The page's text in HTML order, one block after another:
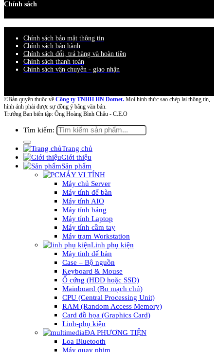
Chính sách
Chính sách bảo mật thông tin
Chính sách bảo hành
Chính sách đổi, trả hàng và hoàn tiền
Chính sách thanh toán
Chính sách vận chuyển - giao nhận
©Bản quyền thuộc về Công ty TNHH HN Dotnet. Mọi hình thức sao chép lại thông tin,
hình ảnh phải được sự đồng ý bằng văn bản.
Trưởng Ban biên tập: Ông Hoàng Bình Châu - C.E.O
Tìm kiếm:
Trang chủ
Giới thiệu
Sản phẩm
MÁY VI TÍNH
Máy chủ Server
Máy tính để bàn
Máy tính AIO
Máy tính bảng
Máy tính Laptop
Máy tính cầm tay
Máy trạm Workstation
Linh phụ kiện
Máy tính để bàn
Case – Bộ nguồn
Keyboard & Mouse
Ổ cứng (HDD hoặc SSD)
Mainboard (Bo mạch chủ)
CPU (Central Processing Unit)
RAM (Random Access Memory)
Card đồ họa (Graphics Card)
Linh-phụ kiện
ĐA PHƯƠNG TIỆN
Loa Bluetooth
Máy quay phim